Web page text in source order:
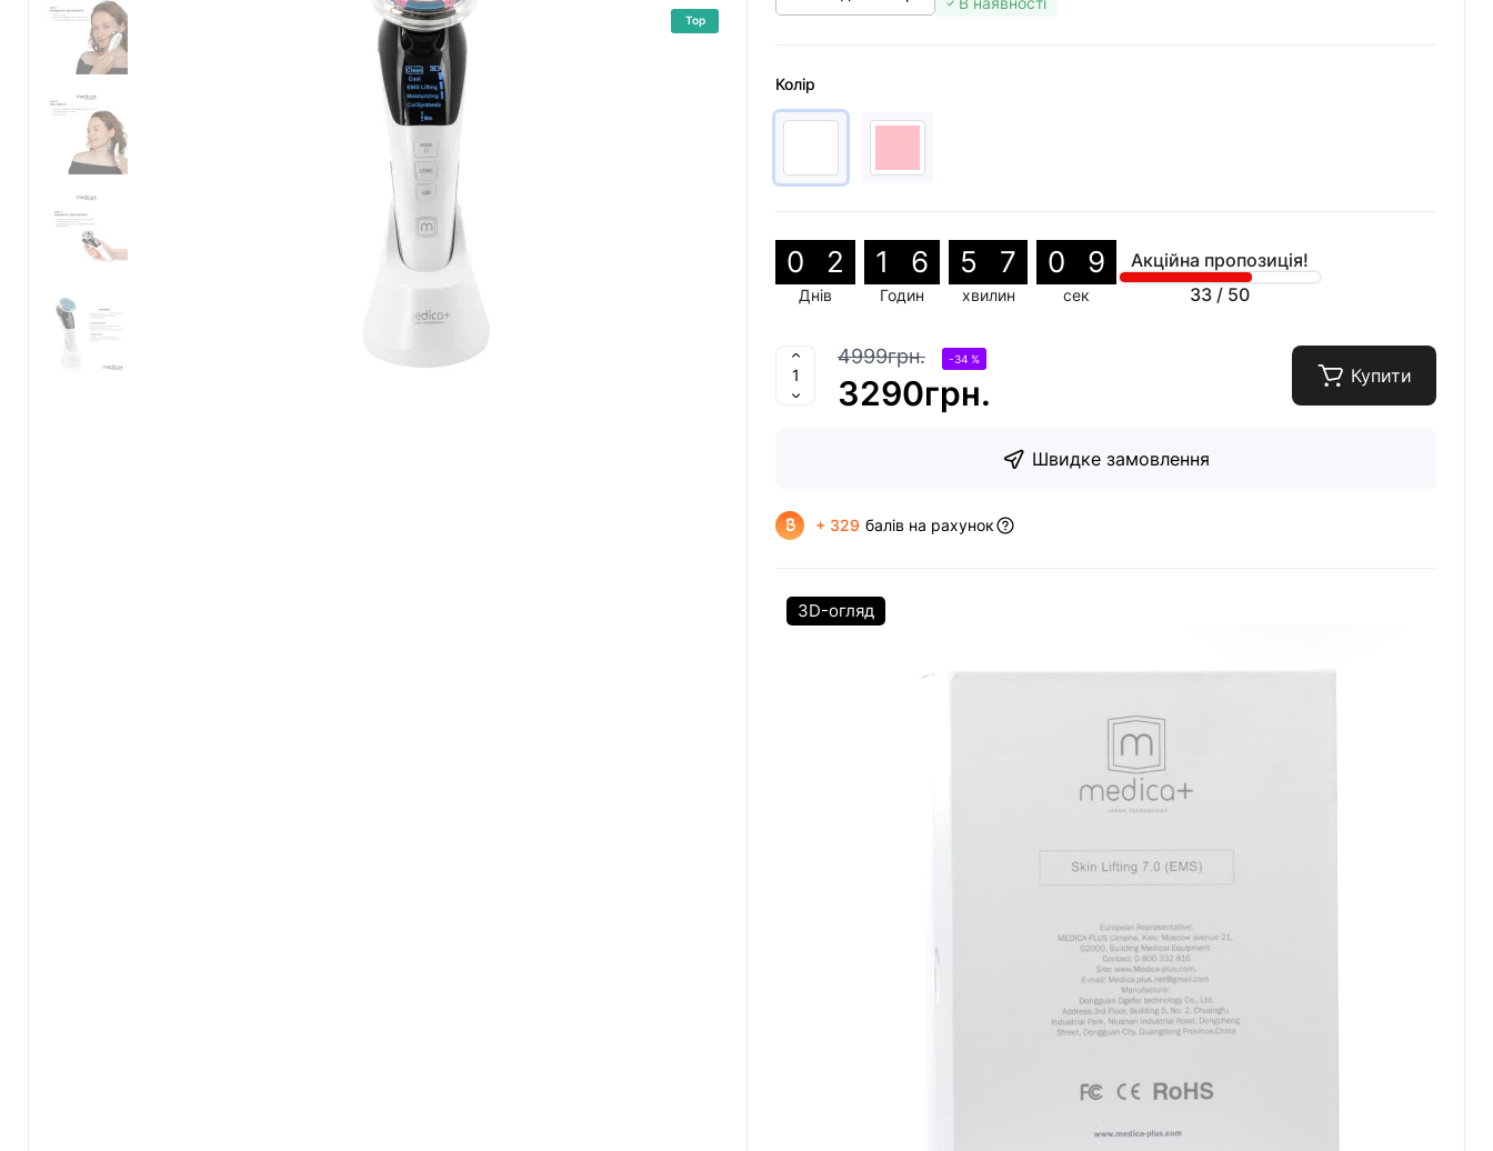
Top
Колір
0 2
Днів
1 6
Годин
5 7
хвилин
0 7
сек
Акційна пропозиція!
33 / 50
4999грн. -34 %
3290грн. Купити
Швидке замовлення
+ 329 балів на рахунок
3D-огляд